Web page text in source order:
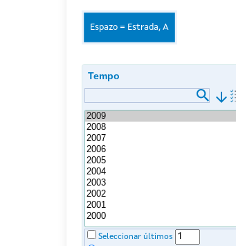
Espazo = Estrada, A
Tempo
arrow_downward
Seleccionar últimos